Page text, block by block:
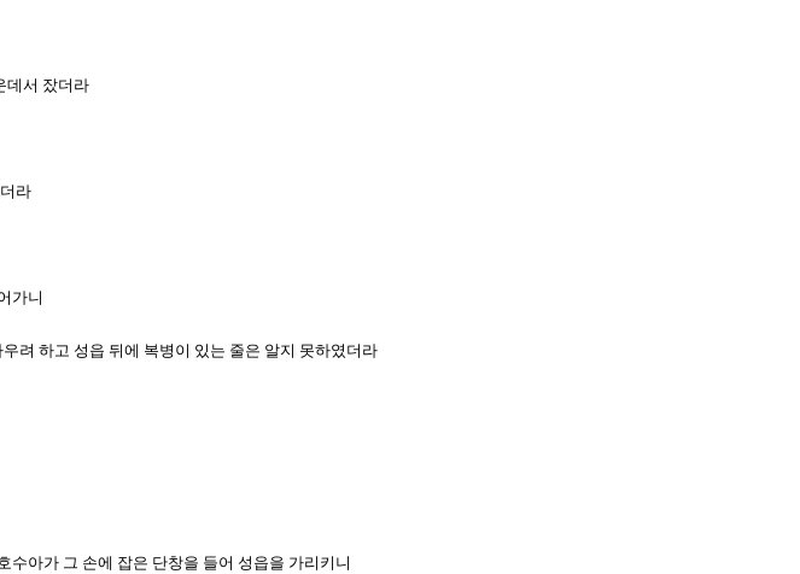
데서 잤더라
라
가니
려 하고 성읍 뒤에 복병이 있는 줄은 알지 못하였더라
아가 그 손에 잡은 단창을 들어 성읍을 가리키니